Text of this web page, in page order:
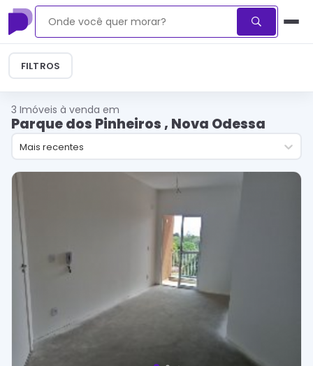
FILTROS
3 Imóveis à venda em
Parque dos Pinheiros , Nova Odessa
Mais recentes